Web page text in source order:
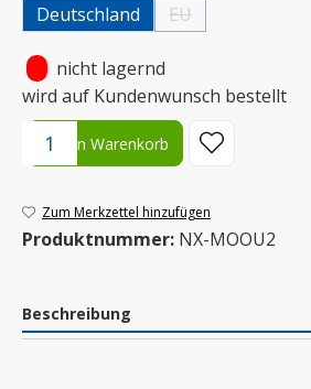
Deutschland
EU(Diese Option ist
nicht lagernd
wird auf Kundenwunsch bestellt
Produkt Anzahl: Gib den gewünschten
In den Warenkorb
Zum Merkzettel hinzufügen
Produktnummer: NX-MOOU2
Beschreibung